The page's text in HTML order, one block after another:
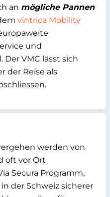
an mögliche Pannen
vintrica Mobility
und
VMC lässt sich
der Reise als
werden von
oft vor Ort
Secura Programm,
der Schweiz sicherer